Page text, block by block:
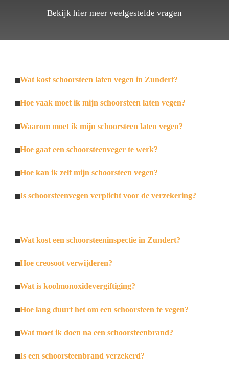
Bekijk hier meer veelgestelde vragen
Wat kost schoorsteen laten vegen in Zundert?
Hoe vaak moet ik mijn schoorsteen laten vegen?
Waarom moet ik mijn schoorsteen laten vegen?
Hoe gaat een schoorsteenveger te werk?
Hoe kan ik zelf mijn schoorsteen vegen?
Is schoorsteenvegen verplicht voor de verzekering?
Wat kost een schoorsteeninspectie in Zundert?
Hoe creosoot verwijderen?
Wat is koolmonoxidevergiftiging?
Hoe lang duurt het om een schoorsteen te vegen?
Wat moet ik doen na een schoorsteenbrand?
Is een schoorsteenbrand verzekerd?